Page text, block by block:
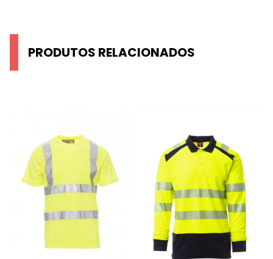
PRODUTOS RELACIONADOS